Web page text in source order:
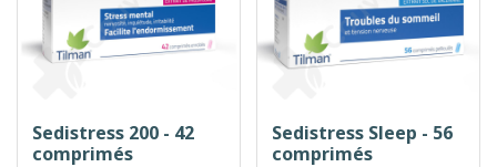
Sedistress 200 - 42
comprimés
Sedistress Sleep - 56
comprimés